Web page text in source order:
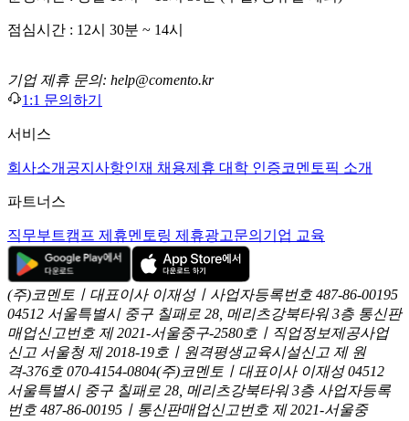
점심시간 : 12시 30분 ~ 14시
기업 제휴 문의: help@comento.kr
1:1 문의하기
서비스
회사소개 공지사항인재 채용제휴 대학 인증코멘토픽 소개
파트너스
직무부트캠프 제휴멘토링 제휴광고문의 기업 교육
(주)코멘토ㅣ대표이사 이재성ㅣ사업자등록번호 487-86-00195
04512 서울특별시 중구 칠패로 28, 메리츠강북타워 3층 통신판
매업신고번호 제 2021-서울중구-2580호ㅣ직업정보제공사업
신고 서울청 제 2018-19호ㅣ원격평생교육시설신고 제 원
격-376호 070-4154-0804(주)코멘토ㅣ대표이사 이재성 04512
서울특별시 중구 칠패로 28, 메리츠강북타워 3층 사업자등록
번호 487-86-00195ㅣ통신판매업신고번호 제 2021-서울중